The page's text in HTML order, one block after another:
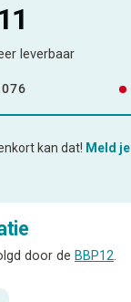
leverbaar
kan dat! Meld
door de BBP12.